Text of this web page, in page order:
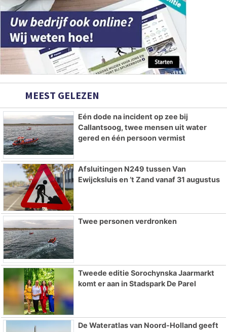
MEEST GELEZEN
Eén dode na incident op zee bij
Callantsoog, twee mensen uit water
gered en één persoon vermist
Afsluitingen N249 tussen Van
Ewijcksluis en ’t Zand vanaf 31 augustus
Twee personen verdronken
Tweede editie Sorochynska Jaarmarkt
komt er aan in Stadspark De Parel
De Wateratlas van Noord-Holland geeft